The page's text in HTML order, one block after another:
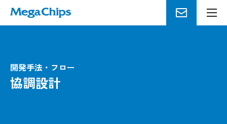
メ
ニ
開発手法・フロー
協調設計